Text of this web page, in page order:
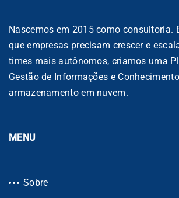
Nascemos em 2015 como consultoria.
que empresas precisam crescer e
times mais autônomos, criamos uma
Gestão de Informações e
armazenamento em nuvem.
MENU
Sobre